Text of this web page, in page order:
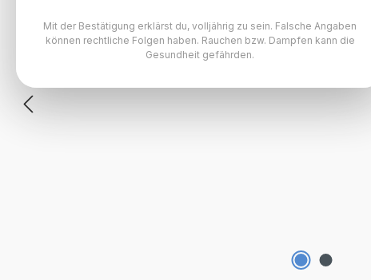
Mit der Bestätigung erklärst du, volljährig zu sein. Falsche Angaben
können rechtliche Folgen haben. Rauchen bzw. Dampfen kann die
Gesundheit gefährden.